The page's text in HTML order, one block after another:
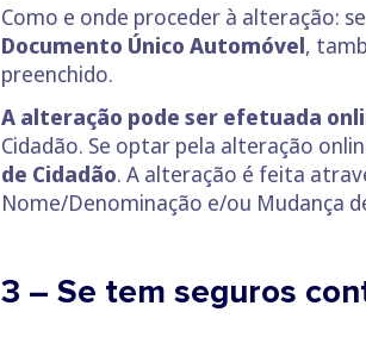
Como e onde proceder à alteração:
Documento Único Automóvel,
preenchido.
A alteração pode ser efetuada
Cidadão. Se optar pela alteração
de Cidadão. A alteração é feita
Nome/Denominação e/ou Mudança
3 – Se tem seguros